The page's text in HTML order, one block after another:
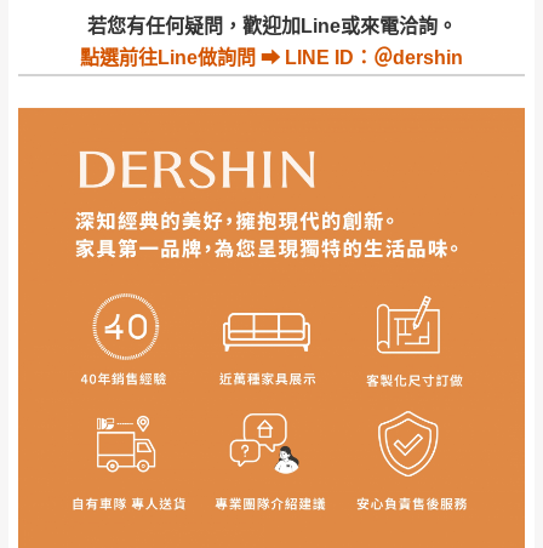
若您有任何疑問，歡迎加Line或來電洽詢。
點選前往Line做詢問 ⮕ LINE ID：＠dershin
｜周（一）配送部門固定公休無送貨｜
台北市、新北市地區固定每周(三)、(日)兩天收送貨
暫無配送地區：彰化、南投、雲林、嘉義、台南、高
雄、屏東、宜蘭、 花蓮、台東、金門、馬祖、澎湖地區
（可於LINE線上詢問 →@dershin）
加收說明
。
若收到不良品，請於到貨日起七日內通知本
公司客服人員，我們將為您更換新品，運費
皆由本站負責，所有退回及換貨之商品必須
是全新狀態且完整包裝，床墊、床包、枕頭
包裝、廠商紙及所有附隨文件或資料之完整
貨。
由於透過電腦螢幕選購商品，可能會因個人
電腦螢幕的設定色差或解析度等因素， 與實
際商品的顏色、質感稍有不同，如因此而需
退換貨，
需自付來回運費及人資成本，請您
訂購前詳加確認。(包含商品尺寸是否合適)。
訂購前請確認商品尺寸，大型物件因為人工
丈量，難免會有些許誤差值(約正負0.5CM)